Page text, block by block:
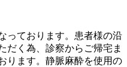
っております。患者様の沿
だく為、診察からご帰宅ま
ります。静脈麻酔を使用の